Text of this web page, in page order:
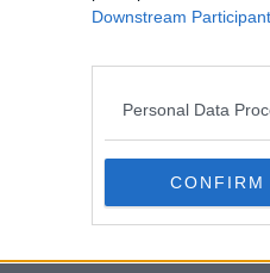
Downstream
Personal Data
CONFIRM
se curata de coaja, daca
o strecuratoare ca sa se
CREAȚĂ CU BRÂNZĂ